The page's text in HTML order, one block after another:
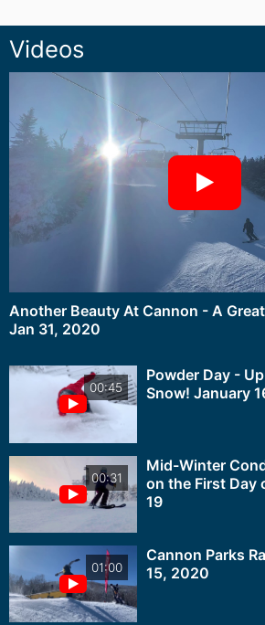
Videos
Another Beauty At Cannon - A
Jan 31, 2020
00:45
Powder Day -
Snow! January
00:31
Mid-Winter
on the First Day
19
01:00
Cannon Parks
15, 2020